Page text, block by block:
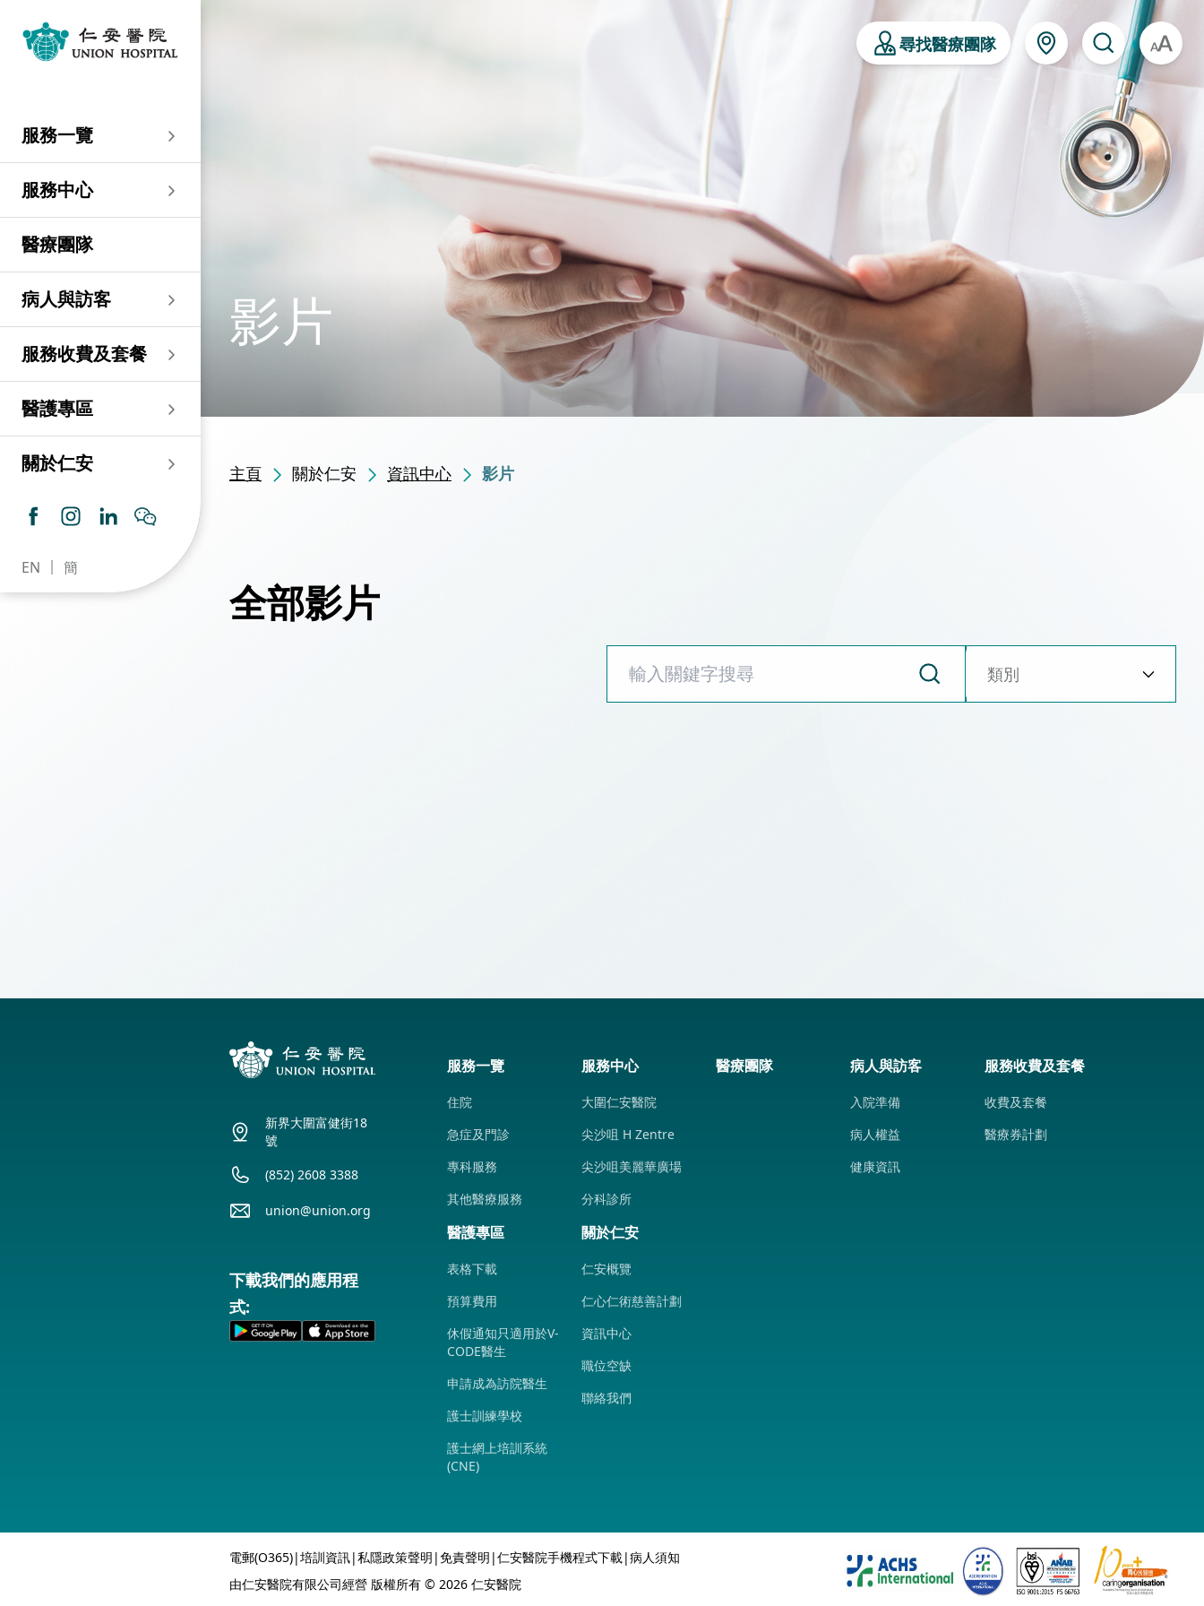
服務一覽
服務一覽
急症及門診
專科服務
專科服務
婦產科／生殖醫學
婦產科／生殖醫學
婦產科
生殖醫學科
外科
外科
乳房健康
泌尿外科
心胸肺外科
神經外科 (腦及脊椎)
整形外科
骨科
內科
內科
腸胃肝臟科
呼吸系統科
內分泌及糖尿科
風濕病科
腎科
老人科
血液及血液腫瘤科
感染及傳染病科
腫瘤科
耳鼻喉科
兒科
兒科
小兒外科及小兒泌尿科
過敏專科服務
心理衛生服務 / 精神科
其他醫療服務
其他醫療服務
健康檢查
疫苗注射
物理治療
營養諮詢
言語治療
傷口及造口專科護理服
務
藥房​
服務中心
服務中心
大圍仁安醫院
仁安微創中心
兒科/嬰兒健康中心
乳房保健及治療中心
仁安保健中心
仁安內視鏡及日間手
術中心
仁安心臟中心
內分泌及糖尿專科診
仁安眼科中心
尖沙咀 H Zentre
尖沙咀 H Zentre
仁安腫瘤中心
仁安醫療造影體檢中
心
尖沙咀美麗華廣場
尖沙咀美麗華廣場
仁安植髮中心
仁安醫院分科診所 (尖
沙咀)
仁安醫院分科診所 (尖
仁安醫院分科診所 (尖
沙咀) 內視鏡及日間治
療中心
分科診所
分科診所
沙咀)
仁安醫院分科診所 (將
軍澳)
仁安醫院分科診所
仁安醫院分科診所
(馬鞍山)
仁安醫院分科診所
(荃灣)
醫療團隊
病人與訪客
病人與訪客
入院準備
留院指南
部門服務時間
惡劣天氣安排
位置及交通 (泊車及院巴)
病人權益
病人權益
病人與家庭委員會
意見回饋
健康資訊
健康資訊
小冊子
服務收費及套餐
服務收費及套餐
醫療券計劃
醫護專區
醫護專區
預算費用
預算費用
度的先導計劃
住院及手術費用預計表
服務費用預算
休假通知只適用於V-
CODE醫生
護士訓練學校
護士網上培訓系統
(CNE)
關於仁安
關於仁安
仁安概覽
紀念日誌
醫學研究
認證及獎項
臨床績效指標
仁心仁術慈善計劃
資訊中心
資訊中心
新聞稿
專欄文章
小冊子
影片
感染控制
職位空缺
聯絡我們
聯絡我們
位置及交通 (泊車及院巴)
意見回饋
其他查詢
EN 簡
尋找醫療團隊
影片
主頁 關於仁安 資訊中心 影片
全部影片
日間手術須知
新界大圍富健街18
號
(852) 2608 3388
union@union.org
下載我們的應用程
式:
服務一覽
住院
急症及門診
專科服務
其他醫療服務
服務中心
大圍仁安醫院
尖沙咀 H Zentre
尖沙咀美麗華廣場
分科診所
醫療團隊 病人與訪客
入院準備
病人權益
健康資訊
服務收費及套餐
收費及套餐
醫療券計劃
醫護專區
表格下載
預算費用
休假通知只適用於V-
CODE醫生
申請成為訪院醫生
護士訓練學校
護士網上培訓系統
(CNE)
關於仁安
仁安概覽
仁心仁術慈善計劃
資訊中心
職位空缺
聯絡我們
電郵(O365)|培訓資訊|私隱政策聲明 |免責聲明 |仁安醫院手機程式下載|病人須知
由仁安醫院有限公司經營 版權所有 © 2026 仁安醫院